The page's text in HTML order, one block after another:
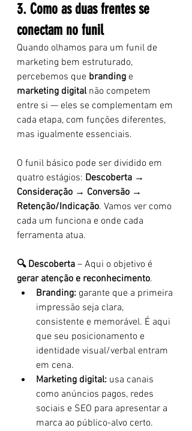
3. Como as duas frentes se
conectam no funil
Quando olhamos para um funil de
marketing bem estruturado,
percebemos que branding e
marketing digital não competem
entre si — eles se complementam em
cada etapa, com funções diferentes,
mas igualmente essenciais.
O funil básico pode ser dividido em
quatro estágios: Descoberta →
Consideração → Conversão →
Retenção/Indicação. Vamos ver como
cada um funciona e onde cada
ferramenta atua.
🔍 Descoberta – Aqui o objetivo é
gerar atenção e reconhecimento.
Branding: garante que a primeira
impressão seja clara,
consistente e memorável. É aqui
que seu posicionamento e
identidade visual/verbal entram
em cena.
Marketing digital: usa canais
como anúncios pagos, redes
sociais e SEO para apresentar a
marca ao público-alvo certo.